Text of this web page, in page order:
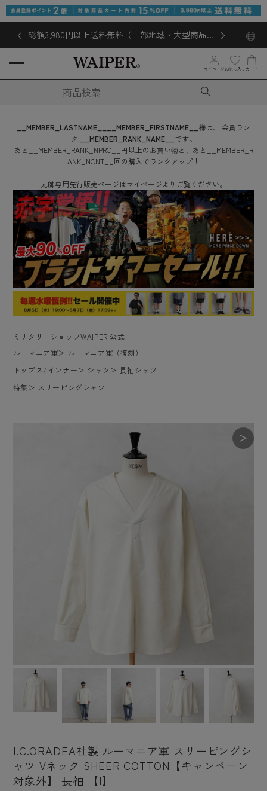
総額3,980円以上送料無料（一部地域・大型商品対
マイページ お気に入り カート
__MEMBER_LASTNAME__ __MEMBER_FIRSTNAME__ 様は、
会員ラン
ク: __MEMBER_RANK_NAME__ です。
あと
__MEMBER_RANK_NPRC__ 円以上のお買い物と、あと
__MEMBER_R
ANK_NCNT__ 回の購入でランクアップ！
元帥専用先行販売ページはマイページよりご覧ください。
ミリタリーショップWAIPER 公式
ルーマニア軍＞ ルーマニア軍（復刻）
トップス/インナー＞ シャツ ＞ 長袖シャツ
特集 ＞ スリーピングシャツ
＞
I.C.ORADEA社製 ルーマニア軍 スリーピングシ
ャツ Vネック SHEER COTTON【キャンペーン
対象外】 長袖 【I】